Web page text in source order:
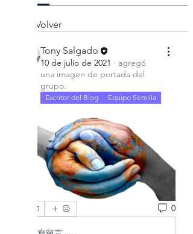
Volver
Tony Salgado
10 de julio de 2021 · agregó
una imagen de portada del
grupo.
Escritor del Blog Equipo Semilla
0 0